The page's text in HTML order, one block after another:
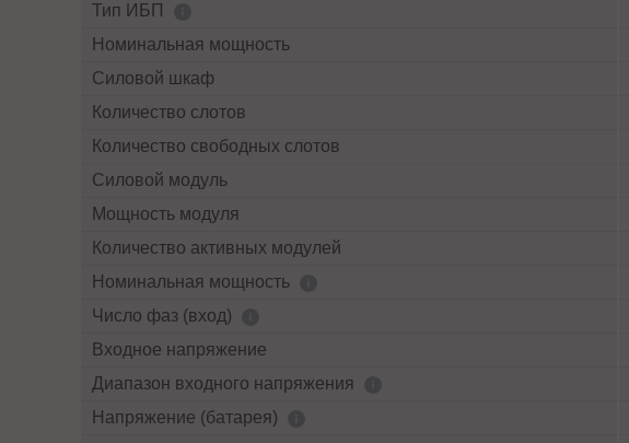
Тип ИБП
Номинальная мощность
Силовой шкаф
Количество слотов
Количество свободных слотов
Силовой модуль
Мощность модуля
Количество активных модулей
Номинальная мощность
Число фаз (вход)
Входное напряжение
Диапазон входного напряжения
Напряжение (батарея)